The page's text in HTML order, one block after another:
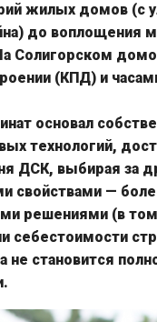
жилых домов (с
до воплощения
Солигорском
(КПД) и
основал
технологий,
ДСК, выбирая за
свойствами —
решениями (в
становится